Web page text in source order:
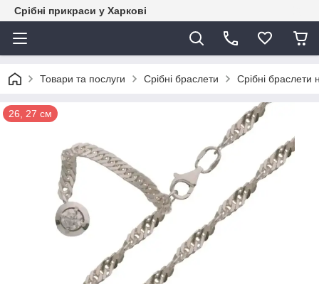
Срібні прикраси у Харкові
Товари та послуги Срібні браслети Срібні браслети
26, 27 см